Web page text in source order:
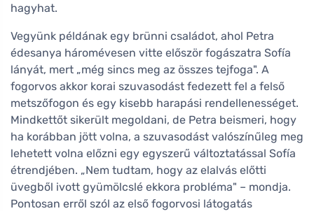
hagyhat.
Vegyünk példának egy brünni családot, ahol Petra
édesanya háromévesen vitte először fogászatra Sofía
lányát, mert „még sincs meg az összes tejfoga". A
fogorvos akkor korai szuvasodást fedezett fel a felső
metszőfogon és egy kisebb harapási rendellenességet.
Mindkettőt sikerült megoldani, de Petra beismeri, hogy
ha korábban jött volna, a szuvasodást valószínűleg meg
lehetett volna előzni egy egyszerű változtatással Sofía
étrendjében. „Nem tudtam, hogy az elalvás előtti
üvegből ivott gyümölcslé ekkora probléma" – mondja.
Pontosan erről szól az első fogorvosi látogatás